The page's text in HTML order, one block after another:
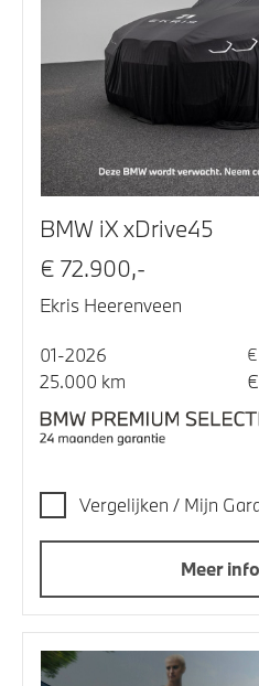
BMW iX xDrive45
€ 72.900,-
Ekris Heerenveen
01-2026
25.000 km
Vergelijken / Mijn
Meer